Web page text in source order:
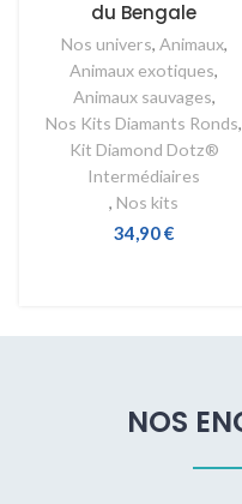
du Bengale
Nos univers, Animaux,
Animaux exotiques,
Animaux sauvages,
Nos Kits Diamants Ronds,
Kit Diamond Dotz®
Intermédiaires
, Nos kits
34,90€
NOS